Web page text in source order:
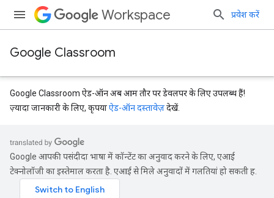
Workspace प्रवेश करें
Google Classroom
Google Classroom ऐड-ऑन अब आम तौर पर डेवलपर के लिए उपलब्ध हैं!
ज़्यादा जानकारी के लिए, कृपयाऐड-ऑन दस्तावेज़देखें.
Google आपकी पसंदीदा भाषा में कॉन्टेंट का अनुवाद करने के लिए, एआई
टेक्नोलॉजी का इस्तेमाल करता है. एआई से मिले अनुवादों में गलतियां हो सकती हैं.